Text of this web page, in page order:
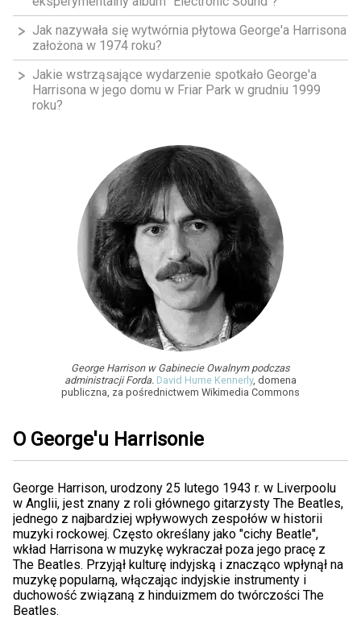
Jak nazywała się wytwórnia płytowa George'a Harrisona
założona w 1974 roku?
Jakie wstrząsające wydarzenie spotkało George'a
Harrisona w jego domu w Friar Park w grudniu 1999
roku?
George Harrison w Gabinecie Owalnym podczas
administracji Forda. David Hume Kennerly, domena
publiczna, za pośrednictwem Wikimedia Commons
O George'u Harrisonie
George Harrison, urodzony 25 lutego 1943 r. w Liverpoolu
w Anglii, jest znany z roli głównego gitarzysty The Beatles,
jednego z najbardziej wpływowych zespołów w historii
muzyki rockowej. Często określany jako "cichy Beatle",
wkład Harrisona w muzykę wykraczał poza jego pracę z
The Beatles. Przyjął kulturę indyjską i znacząco wpłynął na
muzykę popularną, włączając indyjskie instrumenty i
duchowość związaną z hinduizmem do twórczości The
Beatles.